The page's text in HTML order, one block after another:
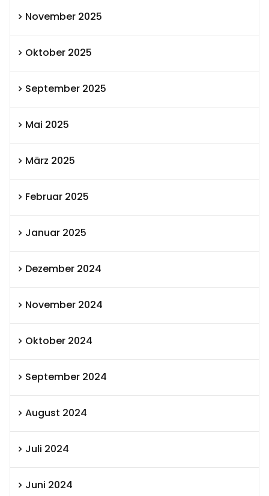
November 2025
Oktober 2025
September 2025
Mai 2025
März 2025
Februar 2025
Januar 2025
Dezember 2024
November 2024
Oktober 2024
September 2024
August 2024
Juli 2024
Juni 2024